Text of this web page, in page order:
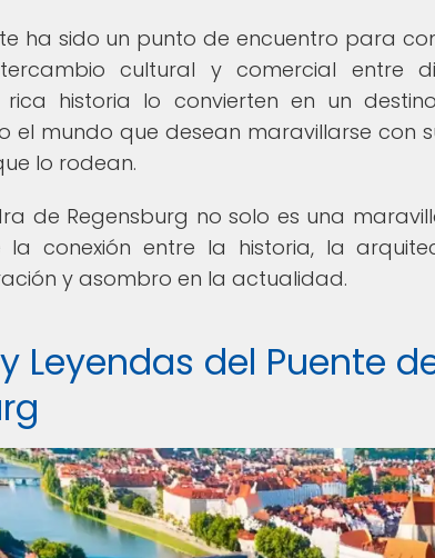
ha sido un punto de encuentro para
cultural y comercial entre
historia lo convierten en un
el mundo que desean maravillarse con
lo rodean.
de Regensburg no solo es una
la conexión entre la historia, la
y asombro en la actualidad.
Leyendas del Puente